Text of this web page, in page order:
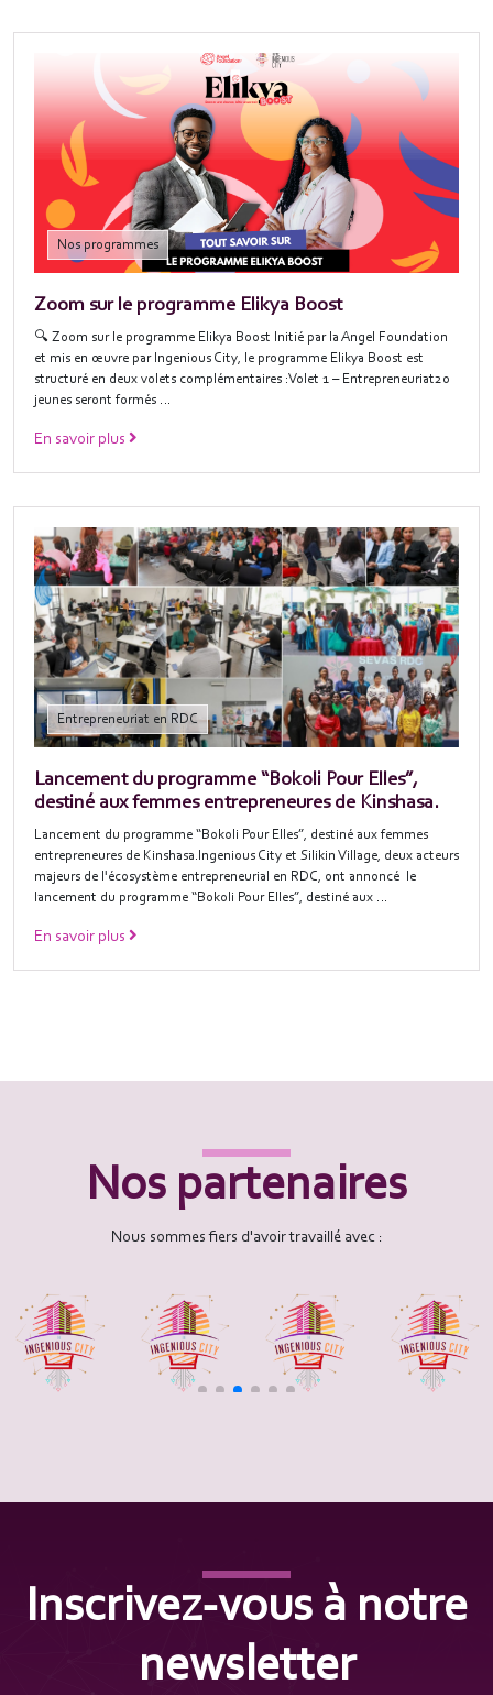
Nos programmes
Zoom sur le programme Elikya Boost
🔍 Zoom sur le programme Elikya Boost Initié par la Angel Foundation
et mis en œuvre par Ingenious City, le programme Elikya Boost est
structuré en deux volets complémentaires :Volet 1 – Entrepreneuriat20
jeunes seront formés …
En savoir plus
Entrepreneuriat en RDC
Lancement du programme “Bokoli Pour Elles”,
destiné aux femmes entrepreneures de Kinshasa.
Lancement du programme “Bokoli Pour Elles”, destiné aux femmes
entrepreneures de Kinshasa.Ingenious City et Silikin Village, deux acteurs
majeurs de l'écosystème entrepreneurial en RDC, ont annoncé le
lancement du programme “Bokoli Pour Elles”, destiné aux …
En savoir plus
Nos partenaires
Nous sommes fiers d'avoir travaillé avec :
Inscrivez-vous à notre
newsletter